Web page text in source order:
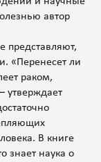
автор
представляют,
«Перенесет ли
раком,
утверждает
В книге
знает наука о